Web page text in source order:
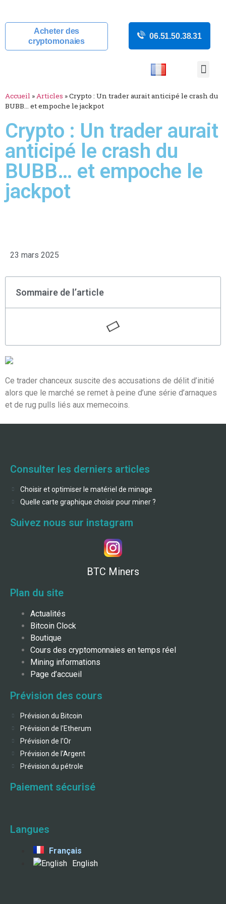
Acheter des
cryptomonaies
06.51.50.38.31
Accueil »Articles »Crypto : Un trader aurait anticipé le crash du
BUBB… et empoche le jackpot
Crypto : Un trader aurait
anticipé le crash du
BUBB… et empoche le
jackpot
23 mars 2025
Sommaire de l’article
Ce trader chanceux suscite des accusations de délit d’initié
alors que le marché se remet à peine d’une série d’arnaques
et de rug pulls liés aux memecoins.
Consulter les derniers articles
Choisir et optimiser le matériel de minage
Quelle carte graphique choisir pour miner ?
Suivez nous sur instagram
BTC Miners
Plan du site
Actualités
Bitcoin Clock
Boutique
Cours des cryptomonnaies en temps réel
Mining informations
Page d’accueil
Prévision des cours
Prévision du Bitcoin
Prévision de l'Etherum
Prévision de l'Or
Prévision de l'Argent
Prévision du pétrole
Paiement sécurisé
Langues
Français
English